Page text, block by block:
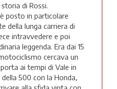
di Rossi.
posto in particolare
della lunga carriera di
intravvedere e poi
leggenda. Era dai 15
cercava un
ai tempi di Vale in
500 con la Honda,